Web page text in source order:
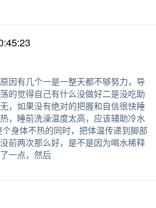
因有几个一是一整天都不够努力，导
的觉得自己有什么没做好二是没吃助
，如果没有绝对的把握和自信很快睡
，睡前洗澡温度太高，应该辅助冷水
身体不热的同时，把体温传递到脚部
前两次那么好，是不是因为喝水稀释
一点，然后